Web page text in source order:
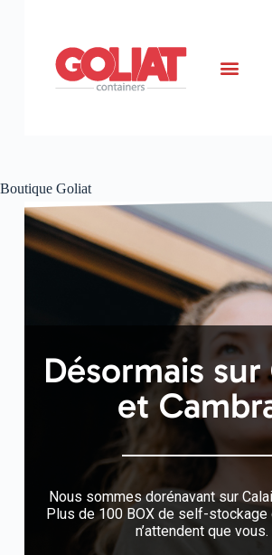
Boutique Goliat
Désormais sur
et
Nous sommes dorénavant sur
Plus de 100 BOX de self-
n’attendent que vous.